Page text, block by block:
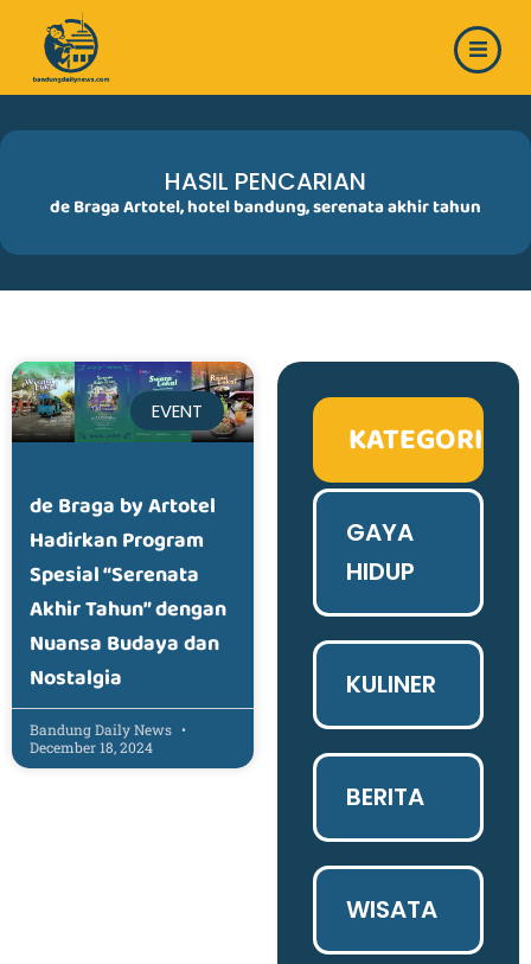
content
HASIL PENCARIAN
de Braga Artotel,hotel bandung,serenata akhir tahun
EVENT
de Braga by Artotel
Hadirkan Program
Spesial “Serenata
Akhir Tahun” dengan
Nuansa Budaya dan
Nostalgia
Bandung Daily News
December 18, 2024
KATEGORI
GAYA
HIDUP
KULINER
BERITA
WISATA